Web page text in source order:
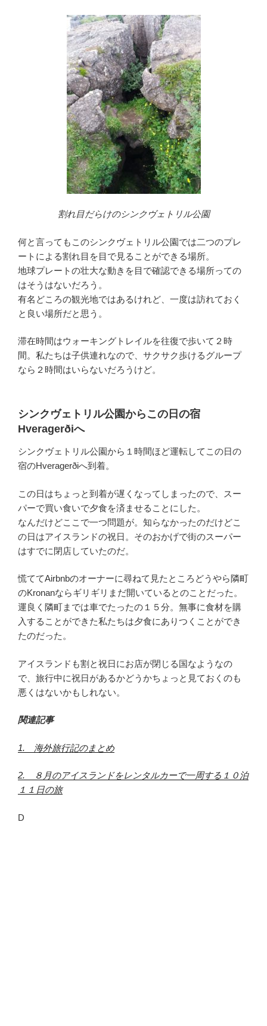
割れ目だらけのシンクヴェトリル公園
何と言ってもこのシンクヴェトリル公園では二つのプレ
ートによる割れ目を目で見ることができる場所。
地球プレートの壮大な動きを目で確認できる場所っての
はそうはないだろう。
有名どころの観光地ではあるけれど、一度は訪れておく
と良い場所だと思う。
滞在時間はウォーキングトレイルを往復で歩いて２時
間。私たちは子供連れなので、サクサク歩けるグループ
なら２時間はいらないだろうけど。
シンクヴェトリル公園からこの日の宿
Hveragerðiへ
シンクヴェトリル公園から１時間ほど運転してこの日の
宿のHveragerðiへ到着。
この日はちょっと到着が遅くなってしまったので、スー
パーで買い食いで夕食を済ませることにした。
なんだけどここで一つ問題が。知らなかったのだけどこ
の日はアイスランドの祝日。そのおかげで街のスーパー
はすでに閉店していたのだ。
慌ててAirbnbのオーナーに尋ねて見たところどうやら隣町
のKronanならギリギリまだ開いているとのことだった。
運良く隣町までは車でたったの１５分。無事に食材を購
入することができた私たちは夕食にありつくことができ
たのだった。
アイスランドも割と祝日にお店が閉じる国なようなの
で、旅行中に祝日があるかどうかちょっと見ておくのも
悪くはないかもしれない。
関連記事
1. 海外旅行記のまとめ
2. ８月のアイスランドをレンタルカーで一周する１０泊
１１日の旅
D